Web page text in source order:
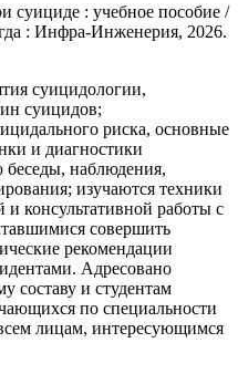
суициде : учебное пособие /
: Инфра-Инженерия, 2026.
суицидологии,
суицидов;
риска, основные
и диагностики
наблюдения,
изучаются техники
консультативной работы с
совершить
рекомендации
Адресовано
составу и студентам
по специальности
лицам, интересующимся